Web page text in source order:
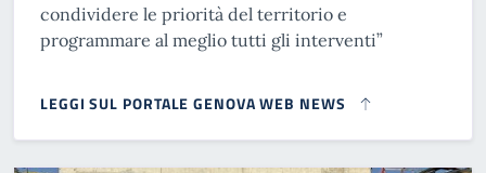
condividere le priorità del territorio e
programmare al meglio tutti gli interventi”
LEGGI SUL PORTALE GENOVA WEB NEWS